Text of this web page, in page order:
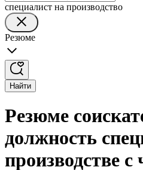
специалист на производство
Резюме
Найти
Резюме
должность
производстве с